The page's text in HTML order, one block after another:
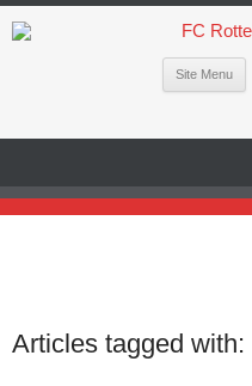
Site Menu
Articles tagged with: